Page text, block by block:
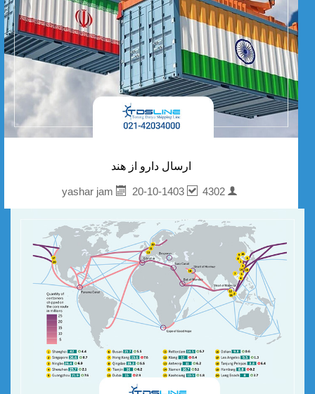
ارسال دارو از هند
yashar jam
20-10-1403 4302